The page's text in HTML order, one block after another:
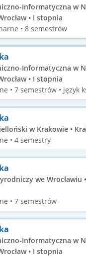
Informatyczna w
• I stopnia
• 8 semestrów
Informatyczna w
• I stopnia
• 7 semestrów • język
w Krakowie •
• 4 semestry
we Wrocławiu •
• 7 semestrów
Informatyczna w
• I stopnia